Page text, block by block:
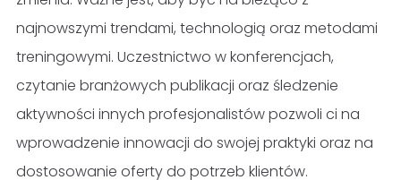
najnowszymi trendami, technologią oraz metodami
treningowymi. Uczestnictwo w konferencjach,
czytanie branżowych publikacji oraz śledzenie
aktywności innych profesjonalistów pozwoli ci na
wprowadzenie innowacji do swojej praktyki oraz na
dostosowanie oferty do potrzeb klientów.